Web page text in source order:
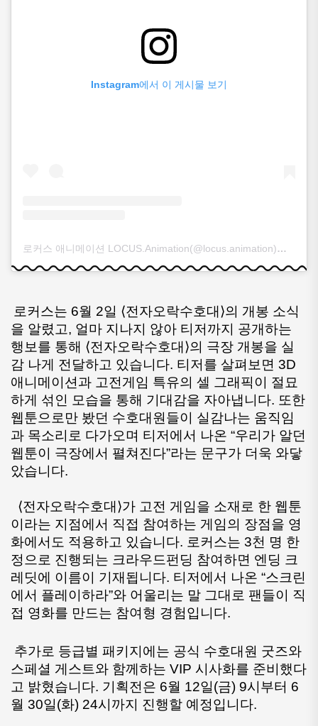
Instagram에서 이 게시물 보기
로커스 애니메이션 LOCUS.Animation(@locus.animation)님의 공유 게시물
로커스는 6월 2일 ⟨전자오락수호대⟩의 개봉 소식
을 알렸고, 얼마 지나지 않아 티저까지 공개하는
행보를 통해 ⟨전자오락수호대⟩의 극장 개봉을 실
감 나게 전달하고 있습니다. 티저를 살펴보면 3D
애니메이션과 고전게임 특유의 셀 그래픽이 절묘
하게 섞인 모습을 통해 기대감을 자아냅니다. 또한
웹툰으로만 봤던 수호대원들이 실감나는 움직임
과 목소리로 다가오며 티저에서 나온 “우리가 알던
웹툰이 극장에서 펼쳐진다”라는 문구가 더욱 와닿
았습니다.
이라는 지점에서 직접 참여하는 게임의 장점을 영
화에서도 적용하고 있습니다. 로커스는 3천 명 한
정으로 진행되는 크라우드펀딩 참여하면 엔딩 크
레딧에 이름이 기재됩니다. 티저에서 나온 “스크린
에서 플레이하라”와 어울리는 말 그대로 팬들이 직
접 영화를 만드는 참여형 경험입니다.
스페셜 게스트와 함께하는 VIP 시사화를 준비했다
고 밝혔습니다. 기획전은 6월 12일(금) 9시부터 6
월 30일(화) 24시까지 진행할 예정입니다.